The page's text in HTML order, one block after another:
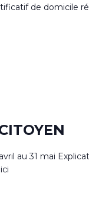
de domicile
au 31 mai